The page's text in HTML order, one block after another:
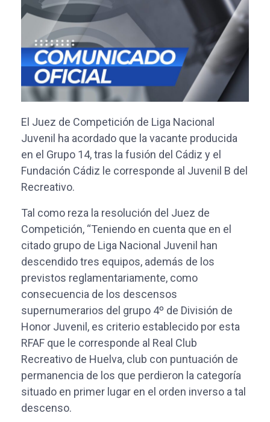
El Juez de Competición de Liga Nacional
Juvenil ha acordado que la vacante producida
en el Grupo 14, tras la fusión del Cádiz y el
Fundación Cádiz le corresponde al Juvenil B del
Recreativo.
Tal como reza la resolución del Juez de
Competición, “Teniendo en cuenta que en el
citado grupo de Liga Nacional Juvenil han
descendido tres equipos, además de los
previstos reglamentariamente, como
consecuencia de los descensos
supernumerarios del grupo 4º de División de
Honor Juvenil, es criterio establecido por esta
RFAF que le corresponde al Real Club
Recreativo de Huelva, club con puntuación de
permanencia de los que perdieron la categoría
situado en primer lugar en el orden inverso a tal
descenso.